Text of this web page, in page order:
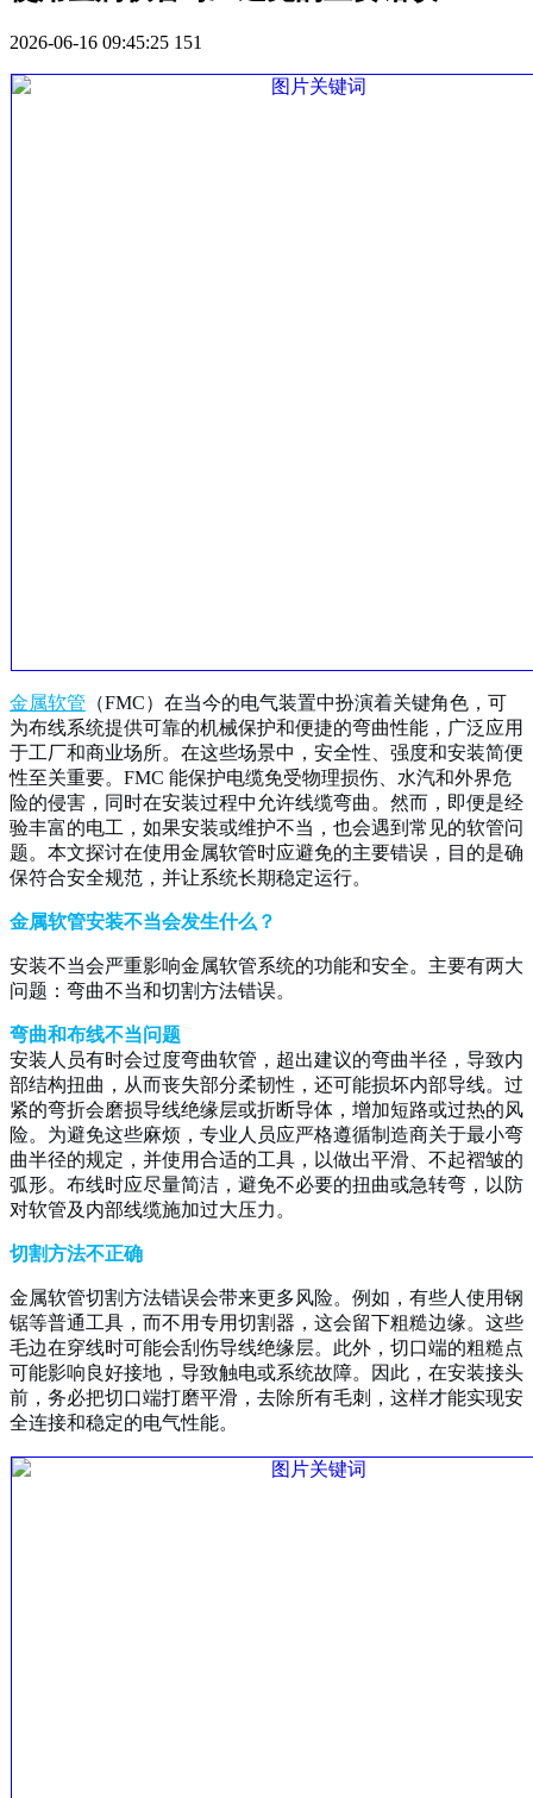
2026-06-16 09:45:25 151
金属软管 （FMC）在当今的电气装置中扮演着关键角色，可
为布线系统提供可靠的机械保护和便捷的弯曲性能，广泛应用
于工厂和商业场所。在这些场景中，安全性、强度和安装简便
性至关重要。FMC 能保护电缆免受物理损伤、水汽和外界危
险的侵害，同时在安装过程中允许线缆弯曲。然而，即便是经
验丰富的电工，如果安装或维护不当，也会遇到常见的软管问
题。本文探讨在使用金属软管时应避免的主要错误，目的是确
保符合安全规范，并让系统长期稳定运行。
金属软管安装不当会发生什么？
安装不当会严重影响金属软管系统的功能和安全。主要有两大
问题：弯曲不当和切割方法错误。
弯曲和布线不当问题
安装人员有时会过度弯曲软管，超出建议的弯曲半径，导致内
部结构扭曲，从而丧失部分柔韧性，还可能损坏内部导线。过
紧的弯折会磨损导线绝缘层或折断导体，增加短路或过热的风
险。为避免这些麻烦，专业人员应严格遵循制造商关于最小弯
曲半径的规定，并使用合适的工具，以做出平滑、不起褶皱的
弧形。布线时应尽量简洁，避免不必要的扭曲或急转弯，以防
对软管及内部线缆施加过大压力。
切割方法不正确
金属软管切割方法错误会带来更多风险。例如，有些人使用钢
锯等普通工具，而不用专用切割器，这会留下粗糙边缘。这些
毛边在穿线时可能会刮伤导线绝缘层。此外，切口端的粗糙点
可能影响良好接地，导致触电或系统故障。因此，在安装接头
前，务必把切口端打磨平滑，去除所有毛刺，这样才能实现安
全连接和稳定的电气性能。